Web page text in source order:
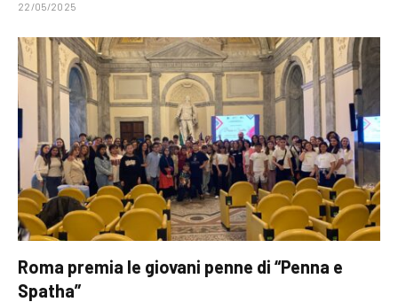
22/05/2025
Roma premia le giovani penne di “Penna e
Spatha”